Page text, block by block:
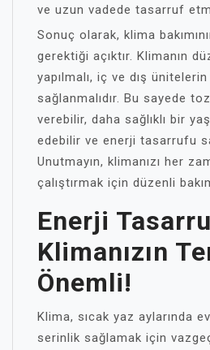
ve uzun vadede tasarruf
Sonuç olarak, klima
gerektiği açıktır. Klimanın
yapılmalı, iç ve dış
sağlanmalıdır. Bu sayede
verebilir, daha sağlıklı bir
edebilir ve enerji tasarrufu
Unutmayın, klimanızı her
çalıştırmak için düzenli
Enerji
Klimanızın
Önemli!
Klima, sıcak yaz aylarında
serinlik sağlamak için